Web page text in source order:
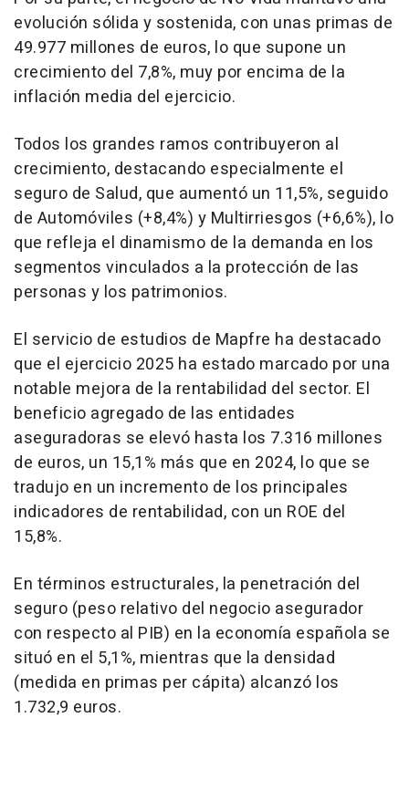
evolución sólida y sostenida, con unas primas de
49.977 millones de euros, lo que supone un
crecimiento del 7,8%, muy por encima de la
inflación media del ejercicio.
Todos los grandes ramos contribuyeron al
crecimiento, destacando especialmente el
seguro de Salud, que aumentó un 11,5%, seguido
de Automóviles (+8,4%) y Multirriesgos (+6,6%), lo
que refleja el dinamismo de la demanda en los
segmentos vinculados a la protección de las
personas y los patrimonios.
El servicio de estudios de Mapfre ha destacado
que el ejercicio 2025 ha estado marcado por una
notable mejora de la rentabilidad del sector. El
beneficio agregado de las entidades
aseguradoras se elevó hasta los 7.316 millones
de euros, un 15,1% más que en 2024, lo que se
tradujo en un incremento de los principales
indicadores de rentabilidad, con un ROE del
15,8%.
En términos estructurales, la penetración del
seguro (peso relativo del negocio asegurador
con respecto al PIB) en la economía española se
situó en el 5,1%, mientras que la densidad
(medida en primas per cápita) alcanzó los
1.732,9 euros.